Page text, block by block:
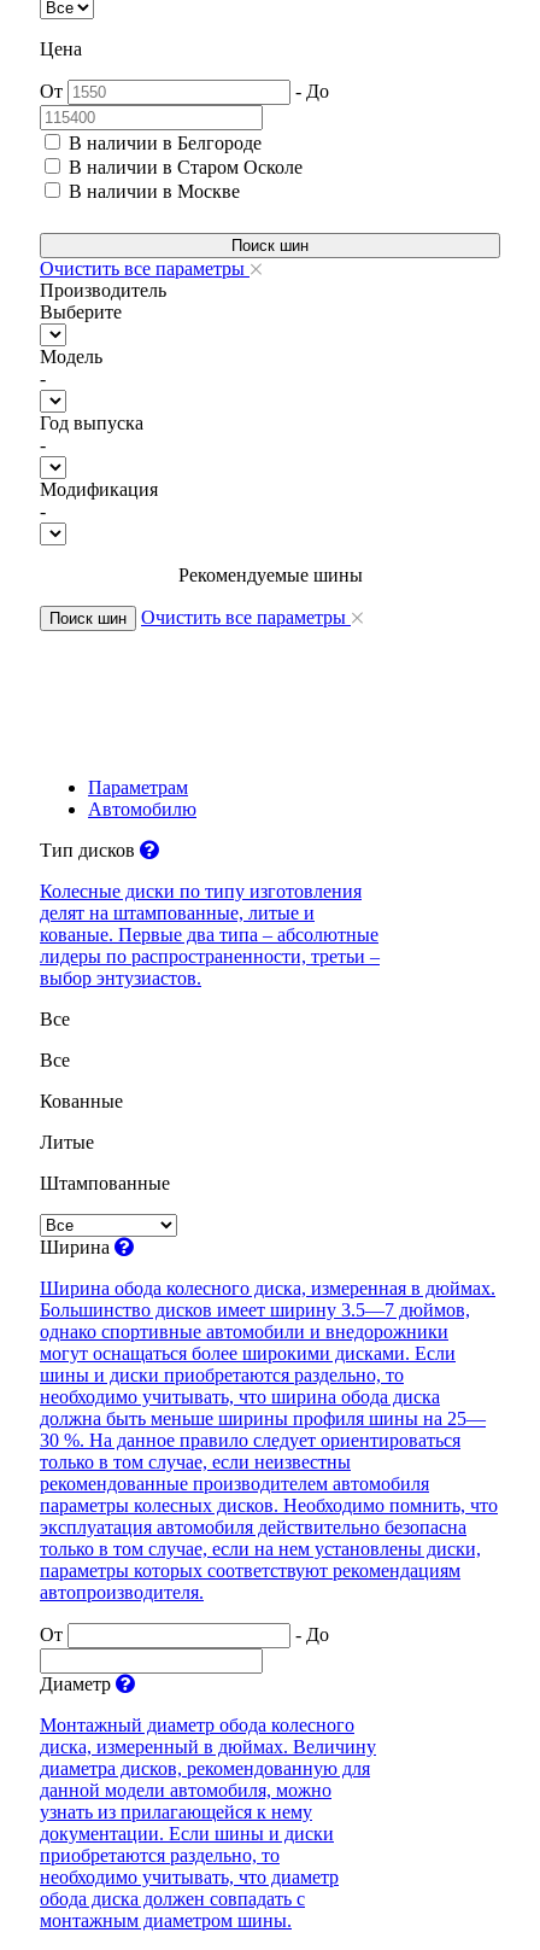
Цена
От - До
В наличии в Белгороде
В наличии в Старом Осколе
В наличии в Москве
Поиск шин
Очистить все параметры
Производитель
Выберите
Модель
-
Год выпуска
-
Модификация
-
Рекомендуемые шины
Поиск шин Очистить все параметры
Параметрам
Автомобилю
Тип дисков
Колесные диски по типу изготовления
делят на штампованные, литые и
кованые. Первые два типа – абсолютные
лидеры по распространенности, третьи –
выбор энтузиастов.
Все
Все
Кованные
Литые
Штампованные
Ширина
Ширина обода колесного диска, измеренная в дюймах.
Большинство дисков имеет ширину 3.5—7 дюймов,
однако спортивные автомобили и внедорожники
могут оснащаться более широкими дисками. Если
шины и диски приобретаются раздельно, то
необходимо учитывать, что ширина обода диска
должна быть меньше ширины профиля шины на 25—
30 %. На данное правило следует ориентироваться
только в том случае, если неизвестны
рекомендованные производителем автомобиля
параметры колесных дисков. Необходимо помнить, что
эксплуатация автомобиля действительно безопасна
только в том случае, если на нем установлены диски,
параметры которых соответствуют рекомендациям
автопроизводителя.
От - До
Диаметр
Монтажный диаметр обода колесного
диска, измеренный в дюймах. Величину
диаметра дисков, рекомендованную для
данной модели автомобиля, можно
узнать из прилагающейся к нему
документации. Если шины и диски
приобретаются раздельно, то
необходимо учитывать, что диаметр
обода диска должен совпадать с
монтажным диаметром шины.